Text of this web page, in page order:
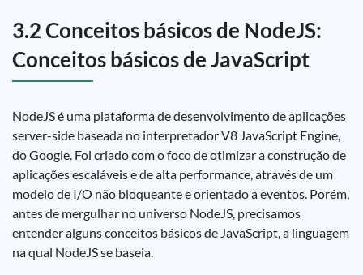
3.2 Conceitos básicos de NodeJS:
Conceitos básicos de JavaScript
NodeJS é uma plataforma de desenvolvimento de aplicações
server-side baseada no interpretador V8 JavaScript Engine,
do Google. Foi criado com o foco de otimizar a construção de
aplicações escaláveis e de alta performance, através de um
modelo de I/O não bloqueante e orientado a eventos. Porém,
antes de mergulhar no universo NodeJS, precisamos
entender alguns conceitos básicos de JavaScript, a linguagem
na qual NodeJS se baseia.